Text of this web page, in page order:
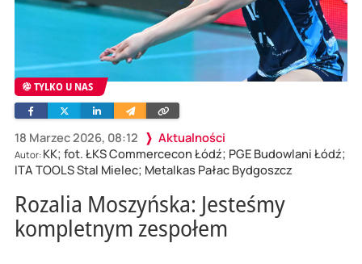
TYLKO U NAS
18 Marzec 2026, 08:12 Aktualności
Autor: KK; fot. ŁKS Commercecon Łódź; PGE Budowlani Łódź;
ITA TOOLS Stal Mielec; Metalkas Pałac Bydgoszcz
FacebookTwitterLinkedinWyślij
e-
Skopiuj
link
Rozalia Moszyńska: Jesteśmy
kompletnym zespołem